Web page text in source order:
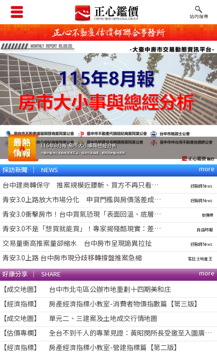
115年8月報-房市大小事與總經分析
大臺中房市交易動態資訊平台，提供您最精準、最即時的房市資訊
採訪新聞 │ NEWS more
台中建商轉保守 推案規模近腰斬、買方不再只看建設利多 好房網News
青安3.0上路放大市場分化 申貸門檻與房價落差成自住族考驗 好房網News
青安3.0衝擊房市！台中買氣恐現「表面回溫、底層收縮」 安傳媒
青安3.0不是「想買就能買」！專家揭殘酷現實：差的是這筆錢 自由時報
交易量衝高推案量卻縮水 台中房市呈現詭異拉扯 好房網News
青安3.0上路 台中房市現分歧移轉撐盤推案急縮 富比士地產王
好康分享 │ SHARE more
【成交地圖】 台中市北屯區公辦市地重劃十四期美和庄
【經濟指標】 房產經濟指標小教室-消費者物價指數篇【第三版】
【成交地圖】 單元二、三建案及土地成交行情地圖
【估價專欄】 全台不到千人的專業見證：黃昭閔所長受邀至入圍廣播金鐘獎的Podcast頻道《你的律師朋友》專訪
【經濟指標】 房產經濟指標小教室-營建指標篇【第二版】